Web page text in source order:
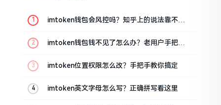
imtoken钱包会风控吗？知乎上的说法靠不靠
imtoken钱包钱不见了怎么办？老用户手把手
imtoken位置权限怎么改？手把手教你搞定
imtoken英文字母怎么写？正确拼写看这里